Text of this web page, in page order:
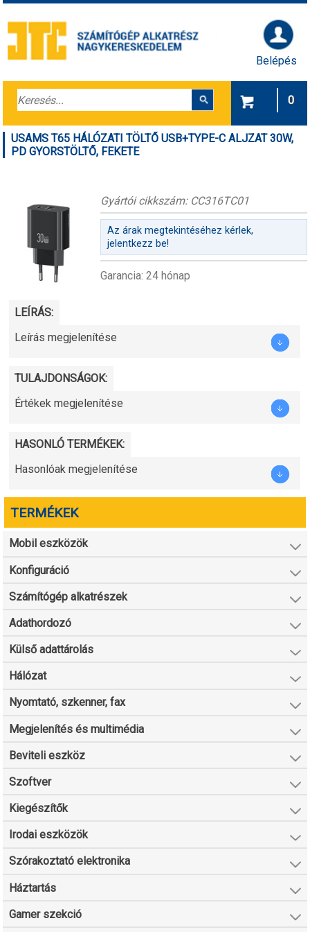
Belépés
0
USAMS T65 HÁLÓZATI TÖLTŐ USB+TYPE-C ALJZAT 30W,
PD GYORSTÖLTŐ, FEKETE
Gyártói cikkszám: CC316TC01
Az árak megtekintéséhez kérlek,
jelentkezz be!
Garancia: 24 hónap
LEÍRÁS:
Leírás megjelenítése
TULAJDONSÁGOK:
Értékek megjelenítése
HASONLÓ TERMÉKEK:
Hasonlóak megjelenítése
TERMÉKEK
Mobil eszközök
Konfiguráció
Számítógép alkatrészek
Adathordozó
Külső adattárolás
Hálózat
Nyomtató, szkenner, fax
Megjelenítés és multimédia
Beviteli eszköz
Szoftver
Kiegészítők
Irodai eszközök
Szórakoztató elektronika
Háztartás
Gamer szekció